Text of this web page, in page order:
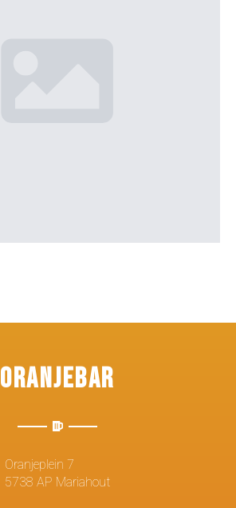
Oranjebar
Oranjeplein 7
5738 AP Mariahout